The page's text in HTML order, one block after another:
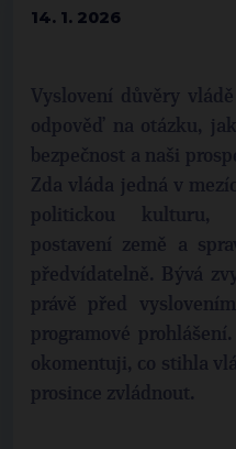
14. 1. 2026
Vyslovení důvěry
odpověď na otázku,
bezpečnost a naši
Zda vláda jedná v
politickou kulturu,
postavení země a
předvídatelně. Bývá
právě před
programové
okomentuji, co stihla
prosince zvládnout.